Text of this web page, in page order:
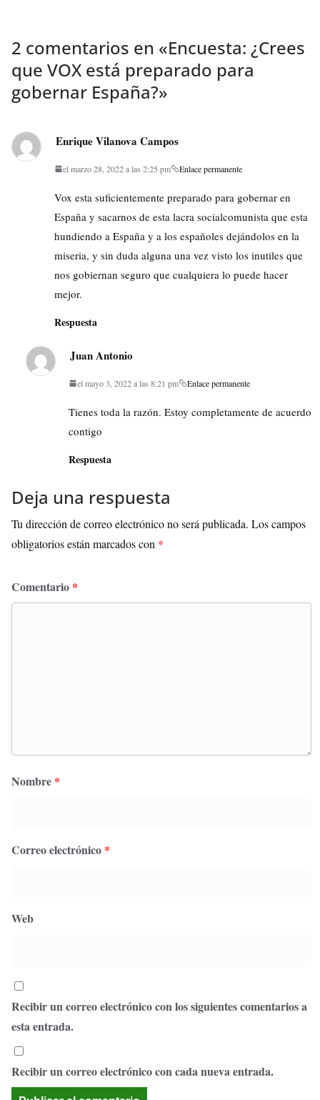
2 comentarios en «Encuesta: ¿Crees
que VOX está preparado para
gobernar España?»
Enrique Vilanova Campos
el marzo 28, 2022 a las 2:25 pm Enlace permanente
Vox esta suficientemente preparado para gobernar en
España y sacarnos de esta lacra socialcomunista que esta
hundiendo a España y a los españoles dejándolos en la
miseria, y sin duda alguna una vez visto los inutiles que
nos gobiernan seguro que cualquiera lo puede hacer
mejor.
Respuesta
Juan Antonio
el mayo 3, 2022 a las 8:21 pm Enlace permanente
Tienes toda la razón. Estoy completamente de acuerdo
contigo
Respuesta
Deja una respuesta
Tu dirección de correo electrónico no será publicada. Los campos
obligatorios están marcados con *
Comentario *
Nombre *
Correo electrónico *
Web
Recibir un correo electrónico con los siguientes comentarios a
esta entrada.
Recibir un correo electrónico con cada nueva entrada.